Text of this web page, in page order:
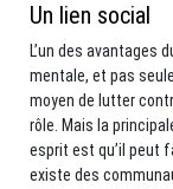
Un lien social
L’un des avantages
mentale, et pas
moyen de lutter
rôle. Mais la
esprit est qu’il peut
existe des